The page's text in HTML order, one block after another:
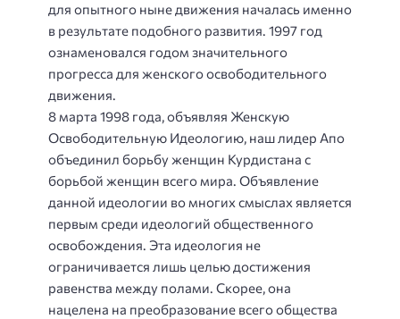
для опытного ныне движения началась именно
в результате подобного развития. 1997 год
ознаменовался годом значительного
прогресса для женского освободительного
движения.
8 марта 1998 года, объявляя Женскую
Освободительную Идеологию, наш лидер Апо
объединил борьбу женщин Курдистана с
борьбой женщин всего мира. Объявление
данной идеологии во многих смыслах является
первым среди идеологий общественного
освобождения. Эта идеология не
ограничивается лишь целью достижения
равенства между полами. Скорее, она
нацелена на преобразование всего общества